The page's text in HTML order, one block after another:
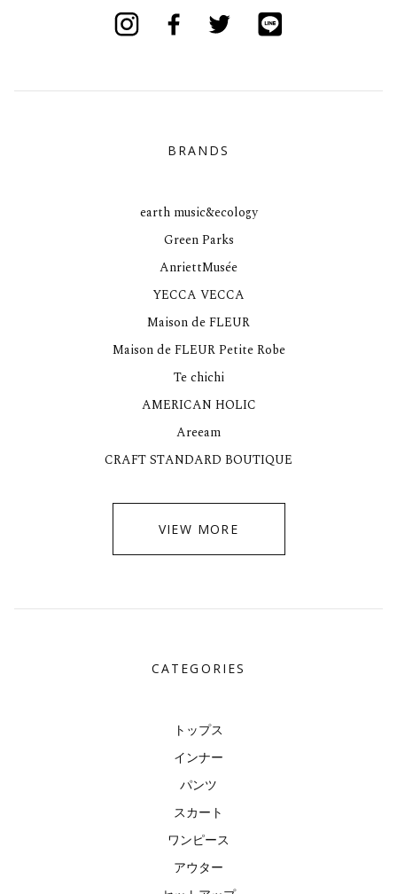
BRANDS
earth music&ecology
Green Parks
AnriettMusée
YECCA VECCA
Maison de FLEUR
Maison de FLEUR Petite Robe
Te chichi
AMERICAN HOLIC
Areeam
CRAFT STANDARD BOUTIQUE
VIEW MORE
CATEGORIES
トップス
インナー
パンツ
スカート
ワンピース
アウター